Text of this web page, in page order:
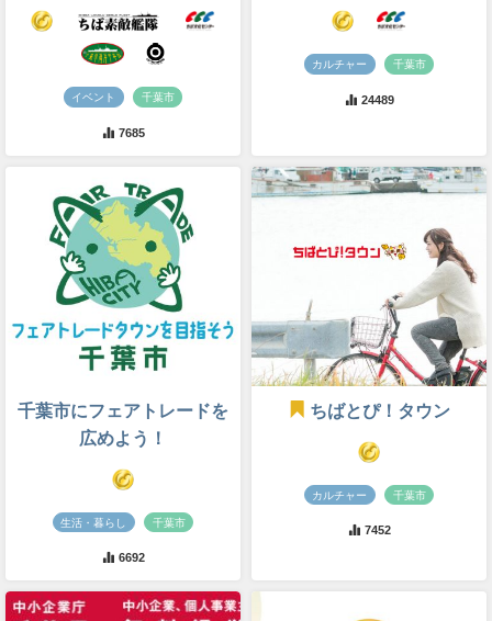
イベント 千葉市
7685
カルチャー 千葉市
24489
千葉市にフェアトレードを
広めよう！
生活・暮らし 千葉市
6692
ちばとぴ！タウン
カルチャー 千葉市
7452